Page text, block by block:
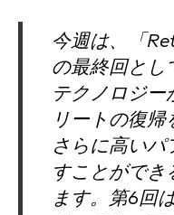
今週は、「
の最終回とし
テクノロジー
リートの復帰
さらに高いパ
すことができ
ます。第6回